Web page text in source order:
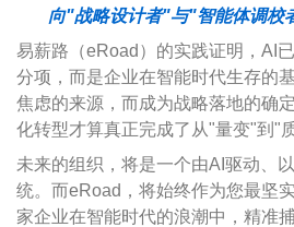
向"战略设计者"与"智能体调校
易薪路（eRoad）的实践证明，AI
分项，而是企业在智能时代生存的
焦虑的来源，而成为战略落地的确
化转型才算真正完成了从"量变"到"
未来的组织，将是一个由AI驱动、
统。而eRoad，将始终作为您最坚
家企业在智能时代的浪潮中，精准